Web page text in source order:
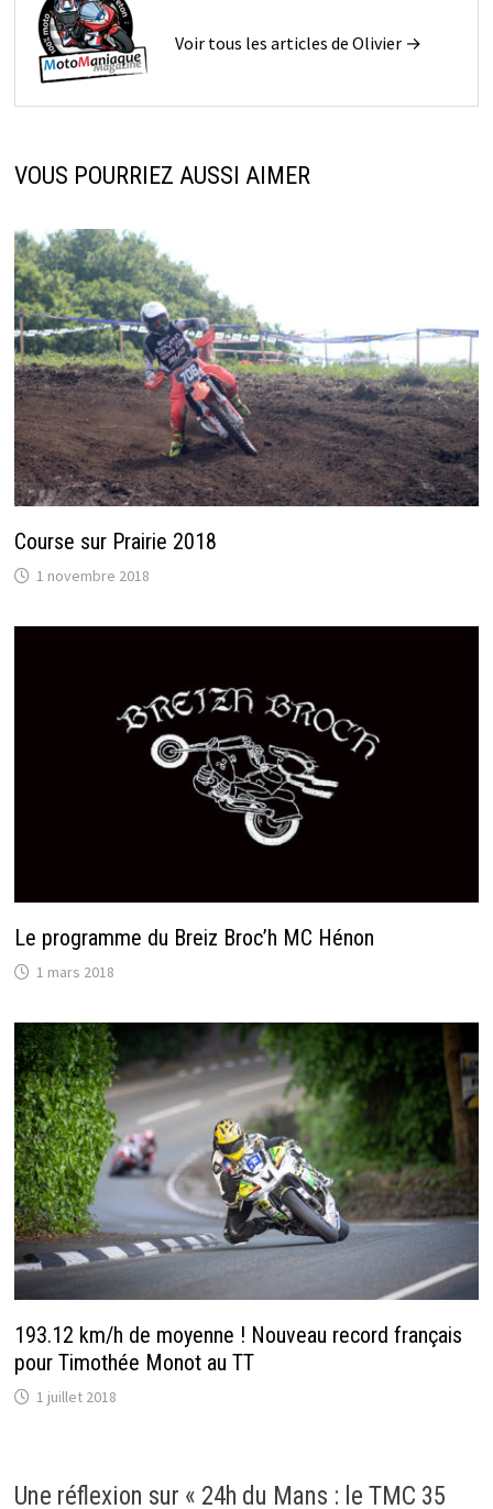
Voir tous les articles de Olivier →
VOUS POURRIEZ AUSSI AIMER
Course sur Prairie 2018
1 novembre 2018
Le programme du Breiz Broc’h MC Hénon
1 mars 2018
193.12 km/h de moyenne ! Nouveau record français
pour Timothée Monot au TT
1 juillet 2018
Une réflexion sur « 24h du Mans : le TMC 35